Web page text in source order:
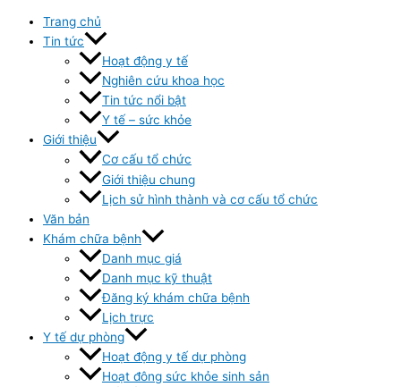
Trang chủ
Tin tức
Hoạt động y tế
Nghiên cứu khoa học
Tin tức nổi bật
Y tế – sức khỏe
Giới thiệu
Cơ cấu tổ chức
Giới thiệu chung
Lịch sử hình thành và cơ cấu tổ chức
Văn bản
Khám chữa bệnh
Danh mục giá
Danh mục kỹ thuật
Đăng ký khám chữa bệnh
Lịch trực
Y tế dự phòng
Hoạt động y tế dự phòng
Hoạt đông sức khỏe sinh sản